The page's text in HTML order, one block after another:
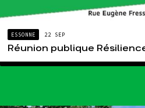
ESSONNE 22 SEP
Réunion publique